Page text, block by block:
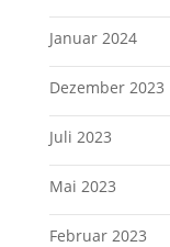
Januar 2024
Dezember 2023
Juli 2023
Mai 2023
Februar 2023